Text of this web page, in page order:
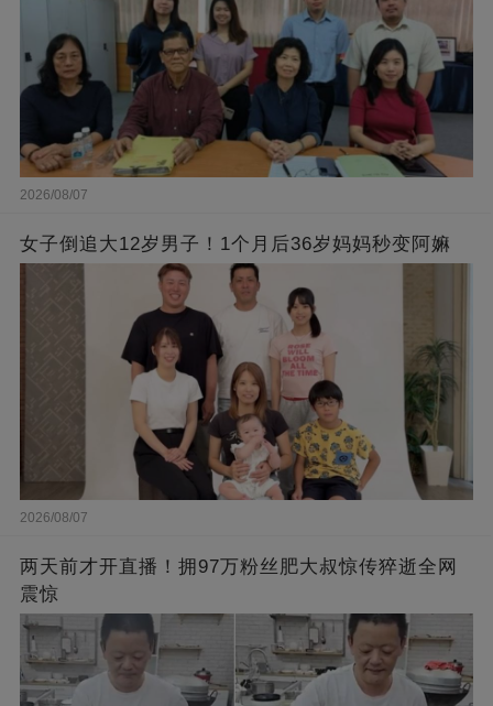
2026/08/07
女子倒追大12岁男子！1个月后36岁妈妈秒变阿嫲
2026/08/07
两天前才开直播！拥97万粉丝肥大叔惊传猝逝全网
震惊